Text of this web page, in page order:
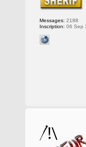
Messages: 2188
Inscription: 06 Sep